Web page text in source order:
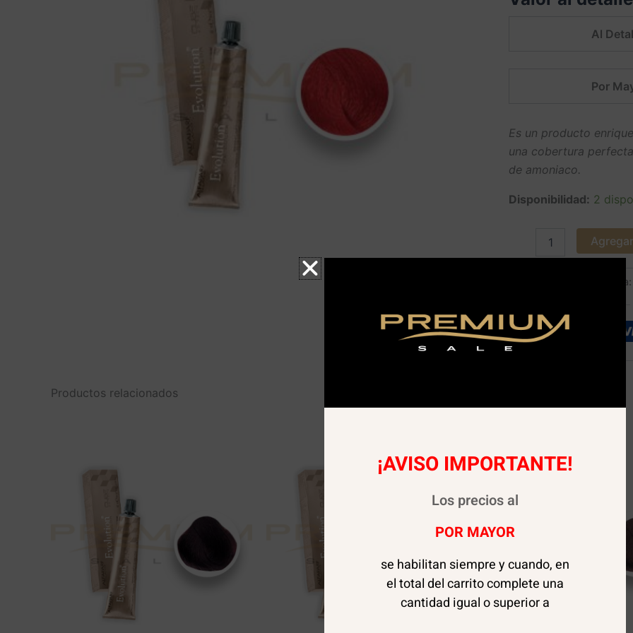
Al
Por
Es un producto
una cobertura
de amoniaco.
Disponibilidad: 2
Productos relacionados
¡AVISO IMPORTANTE!
Los precios al
POR MAYOR
se habilitan siempre y cuando, en
el total del carrito complete una
cantidad igual o superior a